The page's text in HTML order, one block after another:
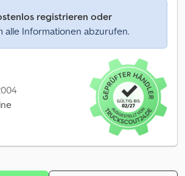
registrieren oder
alle Informationen abzurufen.